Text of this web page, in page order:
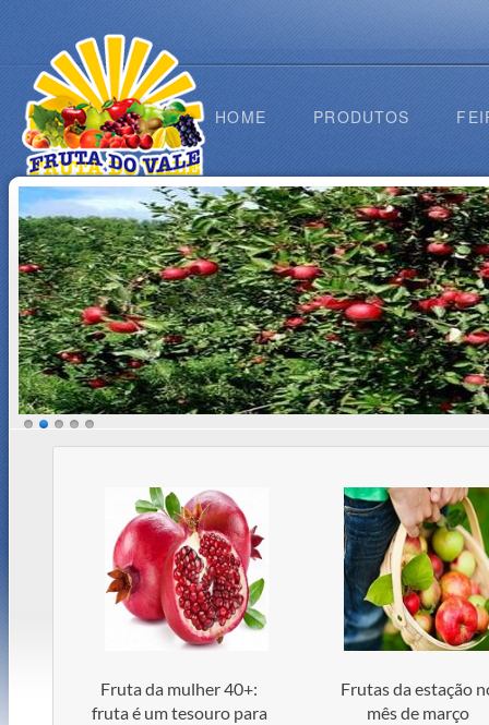
HOME PRODUTOS
Fruta da mulher 40+:
fruta é um tesouro para
Frutas da estação
mês de março